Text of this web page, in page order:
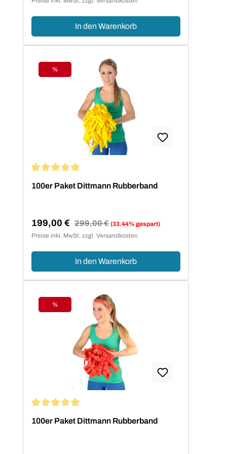
In den Warenkorb
Rabatt
%
100er Paket Dittmann Rubberband
Verkaufspreis:
199,00 € Regulärer Preis:
299,00 € (33.44% gespart)
Preise inkl. MwSt. zzgl. Versandkosten
In den Warenkorb
Rabatt
%
100er Paket Dittmann Rubberband